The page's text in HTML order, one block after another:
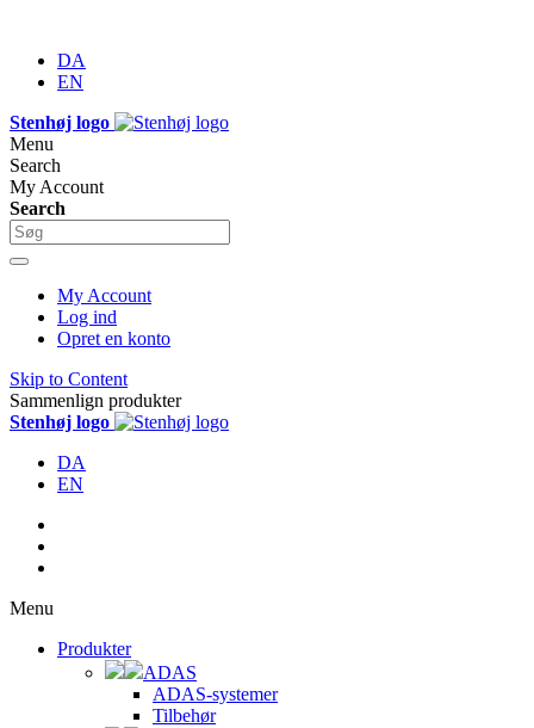
DA
EN
Stenhøj logo
Menu
Search
My Account
Search
My Account
Log ind
Opret en konto
Skip to Content
Sammenlign produkter
Stenhøj logo
DA
EN
Menu
Produkter
ADAS
ADAS-systemer
Tilbehør